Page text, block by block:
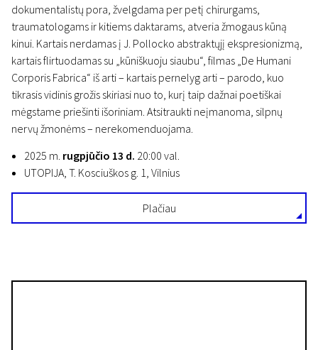
dokumentalistų pora, žvelgdama per petį chirurgams,
traumatologams ir kitiems daktarams, atveria žmogaus kūną
kinui. Kartais nerdamas į J. Pollocko abstraktųjį ekspresionizmą,
kartais flirtuodamas su „kūniškuoju siaubu“, filmas „De Humani
Corporis Fabrica“ iš arti – kartais pernelyg arti – parodo, kuo
tikrasis vidinis grožis skiriasi nuo to, kurį taip dažnai poetiškai
mėgstame priešinti išoriniam. Atsitraukti neįmanoma, silpnų
nervų žmonėms – nerekomenduojama.
2025 m. rugpjūčio 13 d. 20:00 val.
UTOPIJA, T. Kosciuškos g. 1, Vilnius
Plačiau